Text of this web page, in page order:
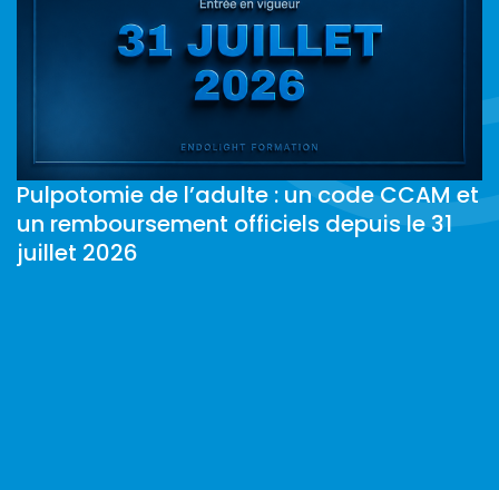
Pulpotomie de l’adulte : un code CCAM et
un remboursement officiels depuis le 31
juillet 2026